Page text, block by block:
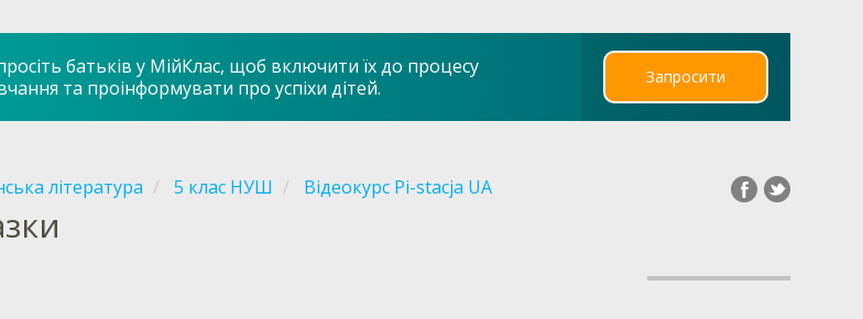
батьків у МійКлас, щоб включити їх до процесу
та проінформувати про успіхи дітей.
Запросити
література 5 клас НУШ Відеокурс Pi-stacja UA